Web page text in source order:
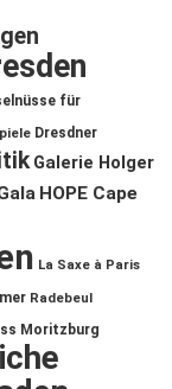
für
Dresdner
Galerie Holger
HOPE Cape
La Saxe à Paris
Radebeul
Moritzburg